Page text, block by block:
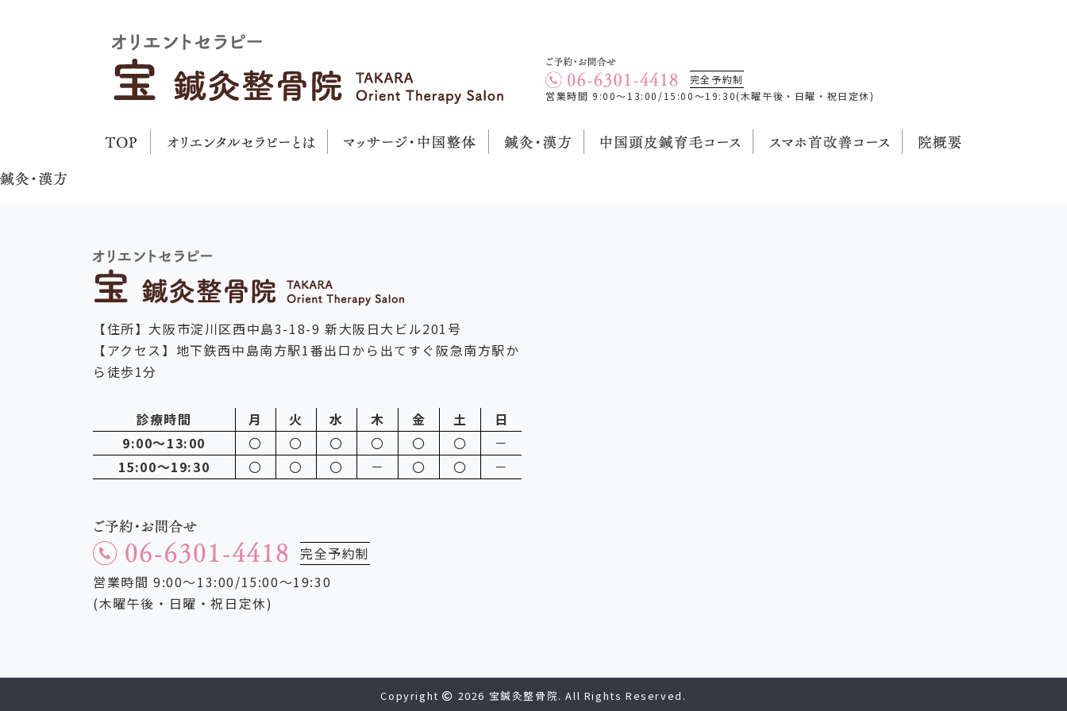
完全予約制
営業時間 9:00～13:00/15:00～19:30(木曜午後・日曜・祝日定休)
【住所】大阪市淀川区西中島3-18-9 新大阪日大ビル201号
【アクセス】地下鉄西中島南方駅1番出口から出てすぐ阪急南方駅か
ら徒歩1分
診療時間 月 火 水 木 金 土
日
9:00～13:00
〇 〇 〇 〇 〇 〇
－
15:00～19:30
〇 〇 〇 － 〇 〇 －
完全予約制
営業時間 9:00～13:00/15:00～19:30
(木曜午後・日曜・祝日定休)
Copyright 2026 宝鍼灸整骨院. All Rights Reserved.